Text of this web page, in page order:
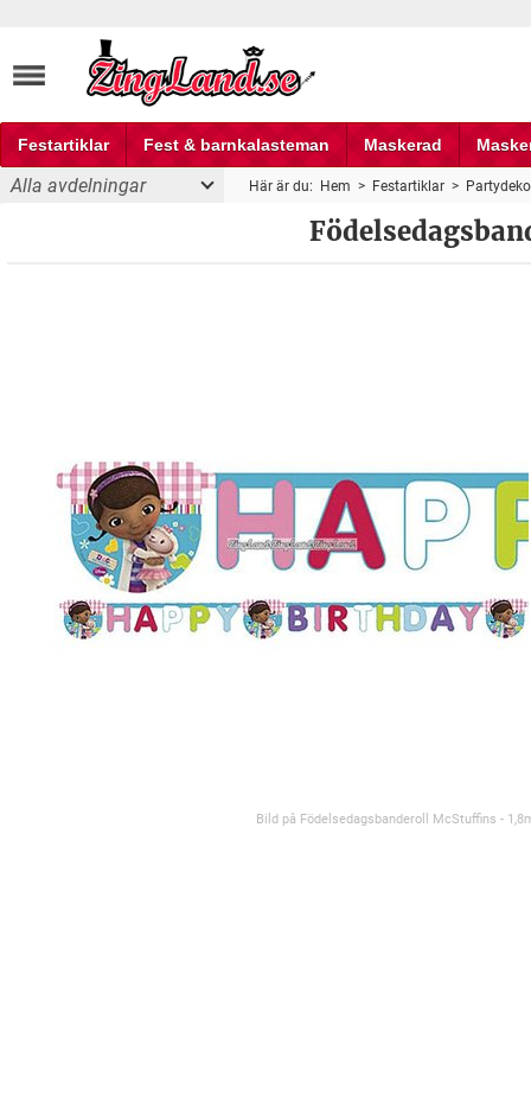
Festartiklar Fest & barnkalasteman Maskerad
Fest och partyprylar
Alla avdelningar Här är du: Hem > Festartiklar >
Bild på Födelsedagsbanderoll McStuffins -